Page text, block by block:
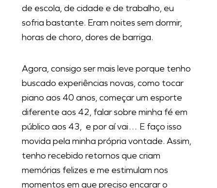
de escola, de cidade e de trabalho, eu
sofria bastante. Eram noites sem dormir,
horas de choro, dores de barriga.
Agora, consigo ser mais leve porque tenho
buscado experiências novas, como tocar
piano aos 40 anos, começar um esporte
diferente aos 42, falar sobre minha fé em
público aos 43, e por aí vai… E faço isso
movida pela minha própria vontade. Assim,
tenho recebido retornos que criam
memórias felizes e me estimulam nos
momentos em que preciso encarar o